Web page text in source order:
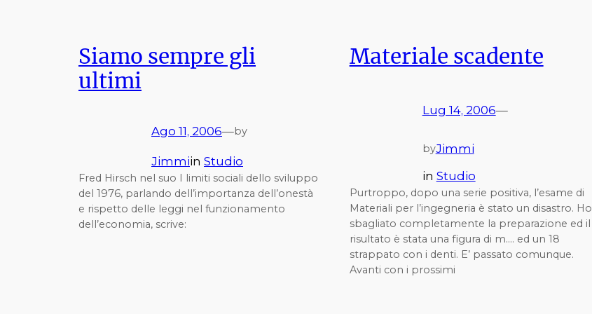
Siamo sempre gli
ultimi
Ago 11, 2006—by
Jimmiin Studio
Fred Hirsch nel suo I limiti sociali dello sviluppo
del 1976, parlando dell’importanza dell’onestà
e rispetto delle leggi nel funzionamento
dell’economia, scrive:
Materiale scadente
Lug 14, 2006—
byJimmi
in Studio
Purtroppo, dopo una serie positiva, l’esame di
Materiali per l’ingegneria è stato un disastro. Ho
sbagliato completamente la preparazione ed il
risultato è stata una figura di m…. ed un 18
strappato con i denti. E’ passato comunque.
Avanti con i prossimi